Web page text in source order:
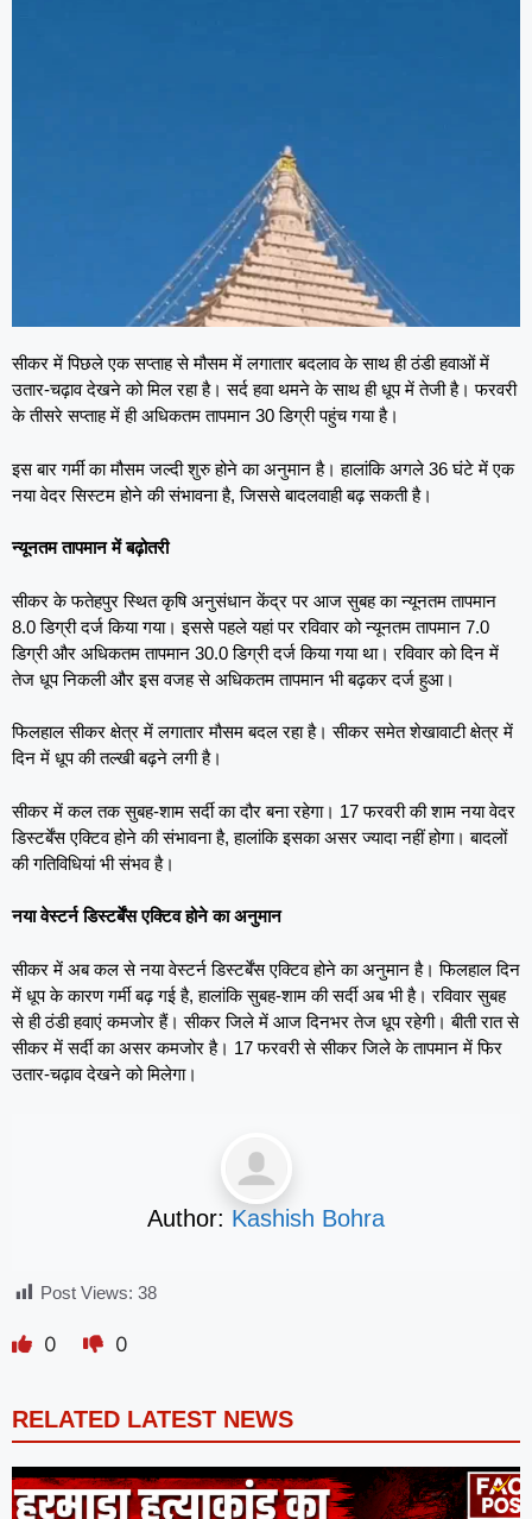
सीकर में पिछले एक सप्ताह से मौसम में लगातार बदलाव के साथ ही ठंडी हवाओं में
उतार-चढ़ाव देखने को मिल रहा है। सर्द हवा थमने के साथ ही धूप में तेजी है। फरवरी
के तीसरे सप्ताह में ही अधिकतम तापमान 30 डिग्री पहुंच गया है।
इस बार गर्मी का मौसम जल्दी शुरु होने का अनुमान है। हालांकि अगले 36 घंटे में एक
नया वेदर सिस्टम होने की संभावना है, जिससे बादलवाही बढ़ सकती है।
न्यूनतम तापमान में बढ़ोतरी
सीकर के फतेहपुर स्थित कृषि अनुसंधान केंद्र पर आज सुबह का न्यूनतम तापमान
8.0 डिग्री दर्ज किया गया। इससे पहले यहां पर रविवार को न्यूनतम तापमान 7.0
डिग्री और अधिकतम तापमान 30.0 डिग्री दर्ज किया गया था। रविवार को दिन में
तेज धूप निकली और इस वजह से अधिकतम तापमान भी बढ़कर दर्ज हुआ।
फिलहाल सीकर क्षेत्र में लगातार मौसम बदल रहा है। सीकर समेत शेखावाटी क्षेत्र में
दिन में धूप की तल्खी बढ़ने लगी है।
सीकर में कल तक सुबह-शाम सर्दी का दौर बना रहेगा। 17 फरवरी की शाम नया वेदर
डिस्टर्बेंस एक्टिव होने की संभावना है, हालांकि इसका असर ज्यादा नहीं होगा। बादलों
की गतिविधियां भी संभव है।
नया वेस्टर्न डिस्टर्बेंस एक्टिव होने का अनुमान
सीकर में अब कल से नया वेस्टर्न डिस्टर्बेंस एक्टिव होने का अनुमान है। फिलहाल दिन
में धूप के कारण गर्मी बढ़ गई है, हालांकि सुबह-शाम की सर्दी अब भी है। रविवार सुबह
से ही ठंडी हवाएं कमजोर हैं। सीकर जिले में आज दिनभर तेज धूप रहेगी। बीती रात से
सीकर में सर्दी का‌ असर कमजोर है। 17 फरवरी से सीकर जिले के तापमान में फिर
उतार-चढ़ाव देखने को मिलेगा।
Author: Kashish Bohra
Post Views: 38
0 0
RELATED LATEST NEWS